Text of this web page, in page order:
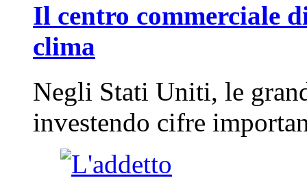
Il centro commerciale
clima
Negli Stati Uniti, le
investendo cifre